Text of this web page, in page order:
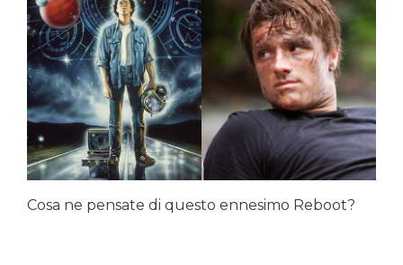
Cosa ne pensate di questo ennesimo Reboot?